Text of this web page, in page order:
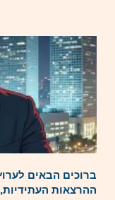
ברוכים הבאים
ההרצאות